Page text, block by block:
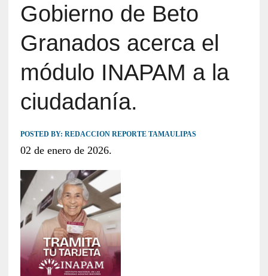
Gobierno de Beto
Granados acerca el
módulo INAPAM a la
ciudadanía.
POSTED BY: REDACCION REPORTE TAMAULIPAS
02 de enero de 2026.